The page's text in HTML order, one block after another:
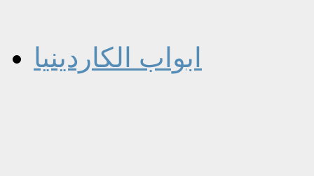
ابواب الكاردينيا